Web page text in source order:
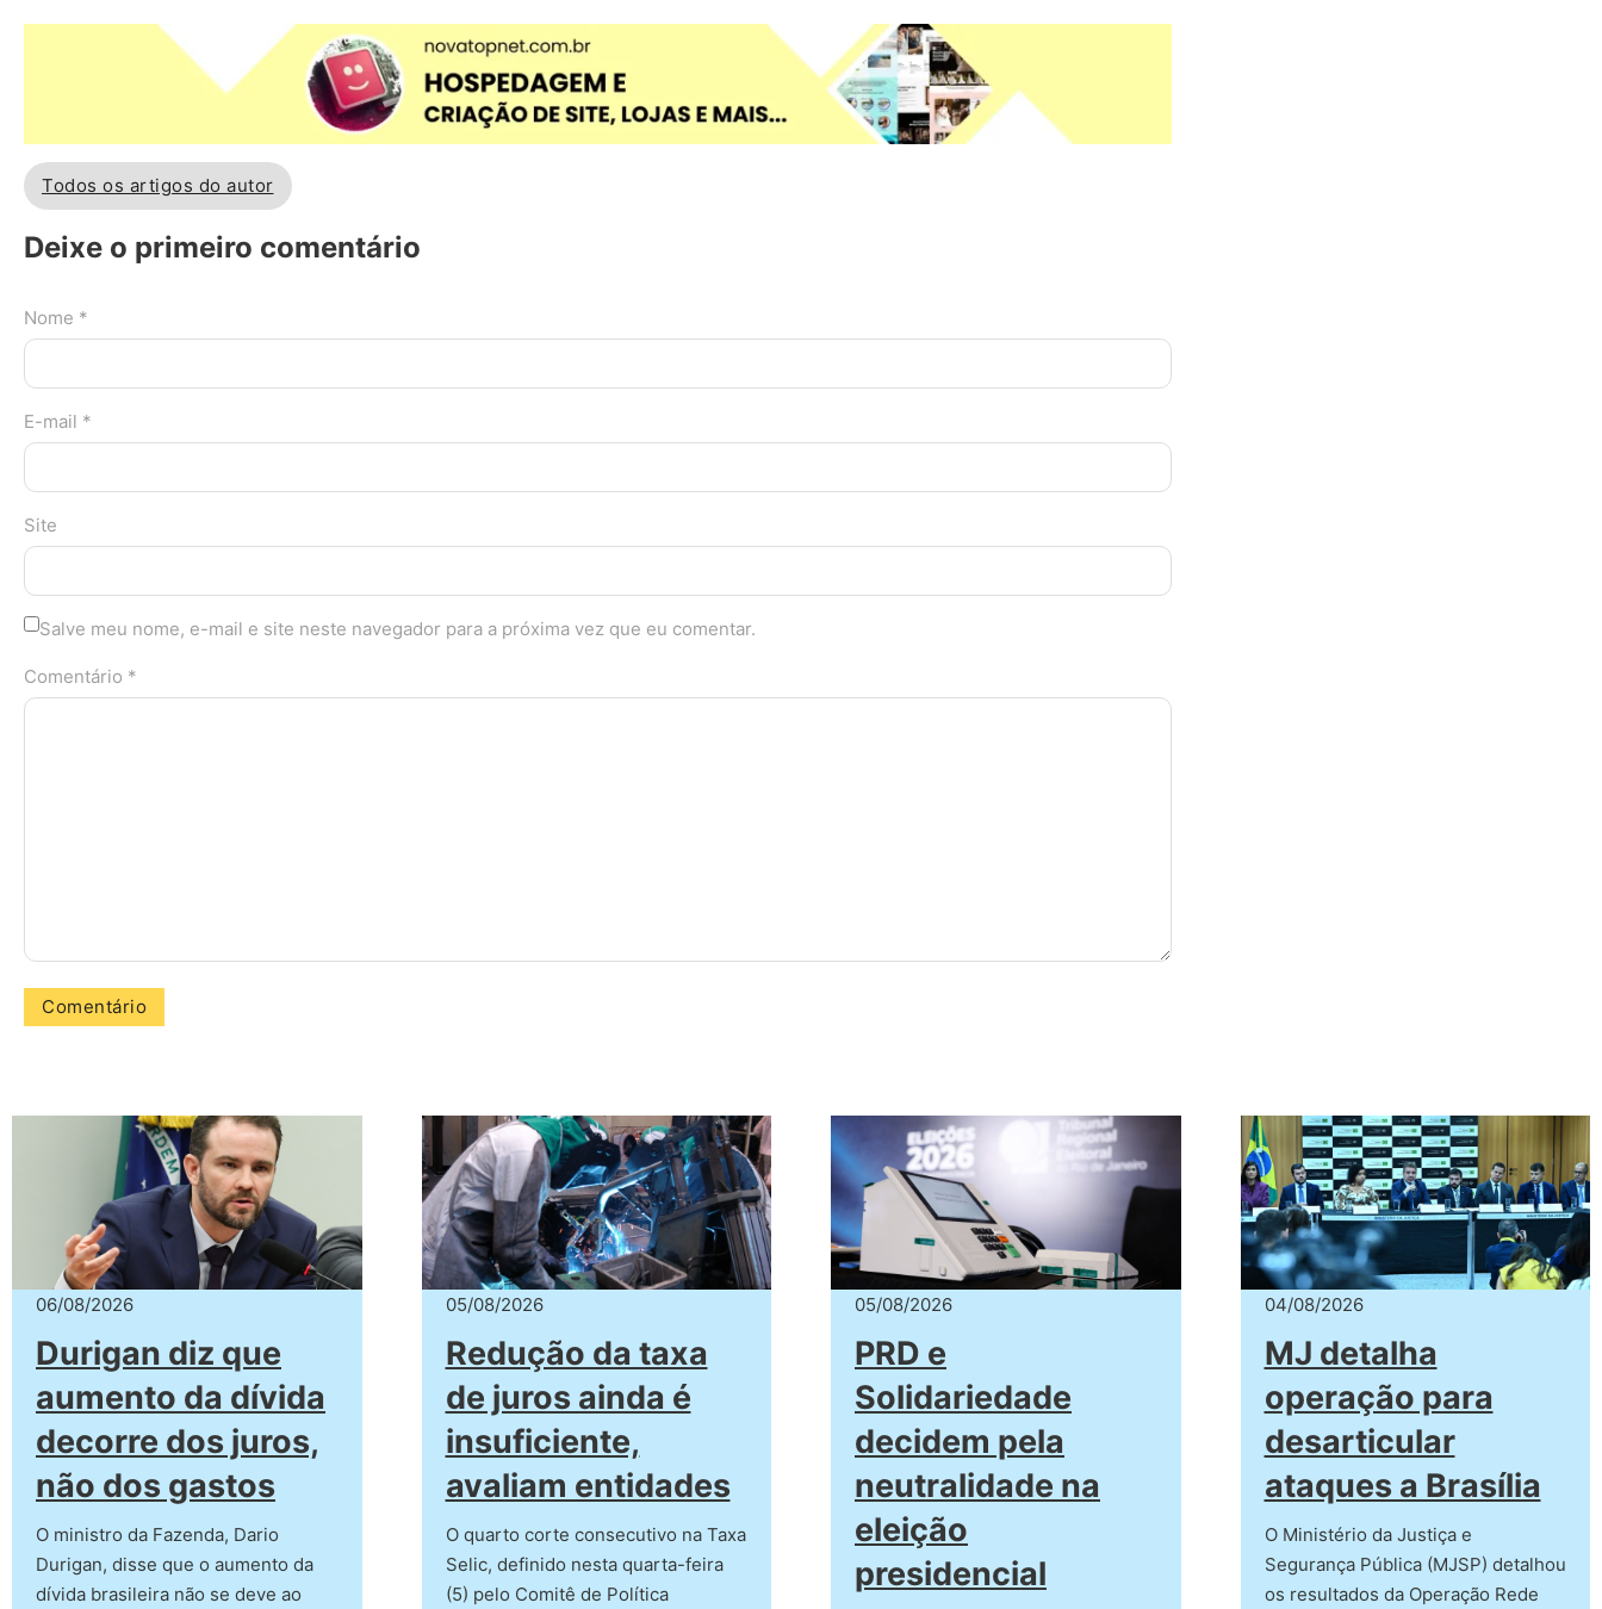
Todos os artigos do autor
Deixe o primeiro comentário
Nome *
E-mail *
Site
Salve meu nome, e-mail e site neste navegador para a próxima vez que eu comentar.
Comentário *
06/08/2026
Durigan diz que
aumento da dívida
decorre dos juros,
não dos gastos
O ministro da Fazenda, Dario
Durigan, disse que o aumento da
dívida brasileira não se deve ao
05/08/2026
Redução da taxa
de juros ainda é
insuficiente,
avaliam entidades
O quarto corte consecutivo na Taxa
Selic, definido nesta quarta-feira
(5) pelo Comitê de Política
05/08/2026
PRD e
Solidariedade
decidem pela
neutralidade na
eleição
presidencial
04/08/2026
MJ detalha
operação para
desarticular
ataques a Brasília
O Ministério da Justiça e
Segurança Pública (MJSP) detalhou
os resultados da Operação Rede